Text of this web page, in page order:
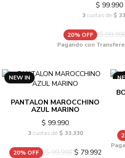
$ 99.990
3cuotas de $
20% OFF $
Pagando con
NEW IN
PANTALON MAROCCHINO
AZUL MARINO
$ 99.990
3cuotas de $ 33.330
20% OFF $ 99.990$ 79.992